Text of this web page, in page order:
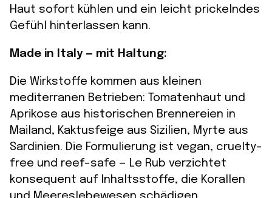
Haut sofort kühlen und ein leicht prickelndes
Gefühl hinterlassen kann.
Made in Italy — mit Haltung:
Die Wirkstoffe kommen aus kleinen
mediterranen Betrieben: Tomatenhaut und
Aprikose aus historischen Brennereien in
Mailand, Kaktusfeige aus Sizilien, Myrte aus
Sardinien. Die Formulierung ist vegan, cruelty-
free und reef-safe — Le Rub verzichtet
konsequent auf Inhaltsstoffe, die Korallen
und Meereslebewesen schädigen.